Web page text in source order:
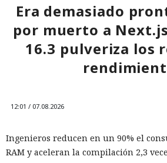
Era demasiado
por muerto a
16.3 pulveriza los
12:01 / 07.08.2026
Ingenieros reducen en un 90% el
RAM y aceleran la compilación 2,3